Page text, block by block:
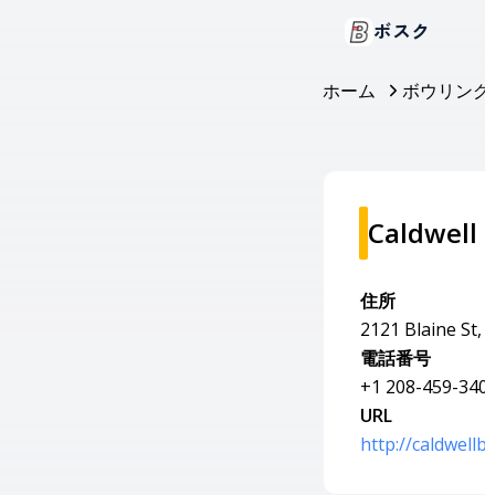
ボスク
ホーム ボウリン
Caldwell
住所
2121 Blaine
電話番号
+1 208-459-
URL
http://